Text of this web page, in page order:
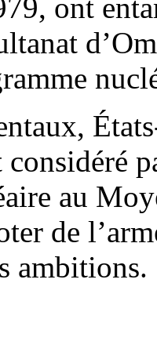
ont
au
de
ambitions.